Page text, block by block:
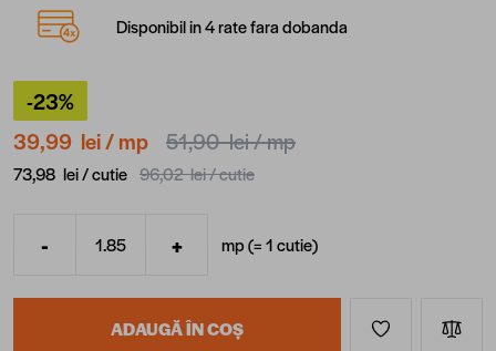
Disponibil in 4 rate fara dobanda
-23%
39,99 lei/ mp 51,90 lei/ mp
73,98 lei /cutie 96,02 lei /cutie
Cantitate
- + mp (=1cutie)
ADAUGĂ ÎN COȘ